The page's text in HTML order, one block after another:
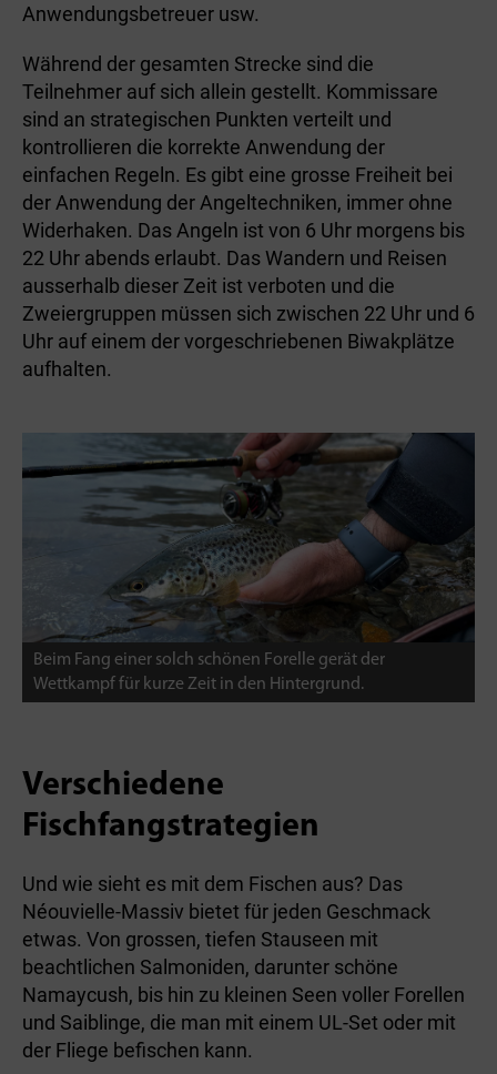
Anwendungsbetreuer usw.
Während der gesamten Strecke sind die
Teilnehmer auf sich allein gestellt. Kommissare
sind an strategischen Punkten verteilt und
kontrollieren die korrekte Anwendung der
einfachen Regeln. Es gibt eine grosse Freiheit bei
der Anwendung der Angeltechniken, immer ohne
Widerhaken. Das Angeln ist von 6 Uhr morgens bis
22 Uhr abends erlaubt. Das Wandern und Reisen
ausserhalb dieser Zeit ist verboten und die
Zweiergruppen müssen sich zwischen 22 Uhr und 6
Uhr auf einem der vorgeschriebenen Biwakplätze
aufhalten.
Beim Fang einer solch schönen Forelle gerät der
Wettkampf für kurze Zeit in den Hintergrund.
Verschiedene
Fischfangstrategien
Und wie sieht es mit dem Fischen aus? Das
Néouvielle-Massiv bietet für jeden Geschmack
etwas. Von grossen, tiefen Stauseen mit
beachtlichen Salmoniden, darunter schöne
Namaycush, bis hin zu kleinen Seen voller Forellen
und Saiblinge, die man mit einem UL-Set oder mit
der Fliege befischen kann.